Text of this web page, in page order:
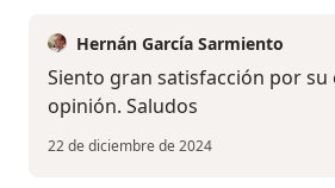
Hernán García Sarmiento
Siento gran satisfacción por su
opinión. Saludos
22 de diciembre de 2024